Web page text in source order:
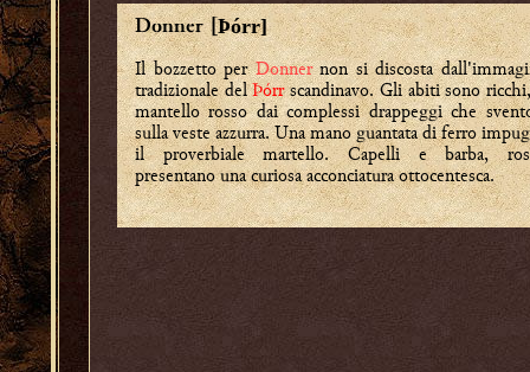
Donner [Þórr]
Il bozzetto perDonnernon si discosta
tradizionale delÞórrscandinavo. Gli abiti sono
mantello rosso dai complessi drappeggi che
sulla veste azzurra. Una mano guantata di ferro
il proverbiale martello. Capelli e barba,
presentano una curiosa acconciatura ottocentesca.